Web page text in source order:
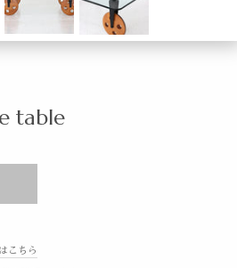
table
こちら